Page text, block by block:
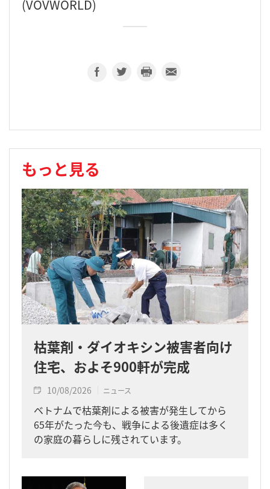
(VOVWORLD)
もっと見る
枯葉剤・ダイオキシン被害者向け
住宅、およそ900軒が完成
10/08/2026 ニュース
ベトナムで枯葉剤による被害が発生してから
65年がたった今も、戦争による後遺症は多く
の家庭の暮らしに残されています。